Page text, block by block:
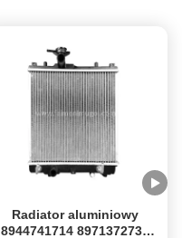
Radiator aluminiowy
8944741714 8971372730